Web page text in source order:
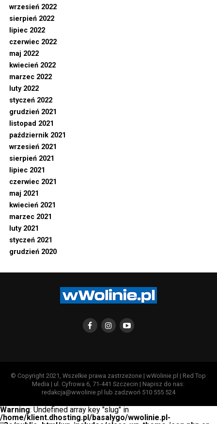
wrzesień 2022
sierpień 2022
lipiec 2022
czerwiec 2022
maj 2022
kwiecień 2022
marzec 2022
luty 2022
styczeń 2022
grudzień 2021
listopad 2021
październik 2021
wrzesień 2021
sierpień 2021
lipiec 2021
czerwiec 2021
maj 2021
kwiecień 2021
marzec 2021
luty 2021
styczeń 2021
grudzień 2020
© Copyright 2021, Wszelkie prawa zastrzeżone | wWolinie.pl | Red Top
Media | ul. Cyfrowa 6, 71-441 Szczecin | Napisz do nas:
redakcja@wwolinie.pl lub zadzwoń 510 555 524
Warning: Undefined array key "slug" in
/home/klient.dhosting.pl/basalygo/wwolinie.pl-